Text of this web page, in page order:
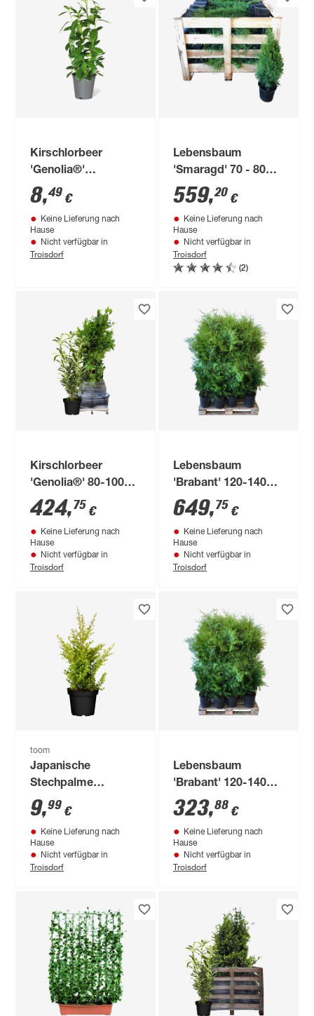
Kirschlorbeer
'Genolia®'
topfgewachsen, 23
cm Topf
8,49 €
Keine Lieferung nach
Hause
Nicht verfügbar in
Troisdorf
Lebensbaum
'Smaragd' 70 - 80
cm, 80 Stück
559,20 €
Keine Lieferung nach
Hause
Nicht verfügbar in
Troisdorf
(2)
Kirschlorbeer
'Genolia®' 80-100
cm 25 Stück
424,75 €
Keine Lieferung nach
Hause
Nicht verfügbar in
Troisdorf
Lebensbaum
'Brabant' 120-140
cm 25 Stück
649,75 €
Keine Lieferung nach
Hause
Nicht verfügbar in
Troisdorf
toom
Japanische
Stechpalme
'Caroline Upright' 40
cm, 17 cm Topf
9,99 €
Keine Lieferung nach
Hause
Nicht verfügbar in
Troisdorf
Lebensbaum
'Brabant' 120-140
cm 12 Stück
323,88 €
Keine Lieferung nach
Hause
Nicht verfügbar in
Troisdorf